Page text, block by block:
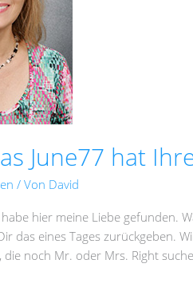
June77 hat
/ Von David
hier meine Liebe gefunden.
das eines Tages zurückgeben.
noch Mr. oder Mrs. Right